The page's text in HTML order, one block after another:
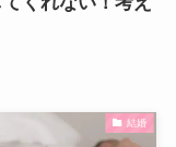
結婚